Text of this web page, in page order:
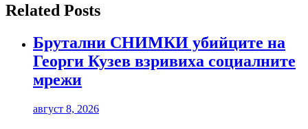
Related Posts
Брутални СНИМКИ убийците на
Георги Кузев взривиха социалните
мрежи
август 8, 2026